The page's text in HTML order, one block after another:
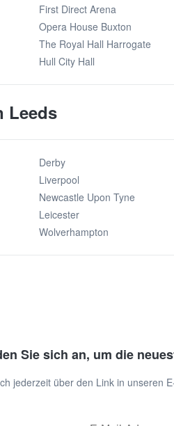
First Direct Arena
Opera House Buxton
The Royal Hall Harrogate
Hull City Hall
Leeds
Derby
Liverpool
Newcastle Upon Tyne
Leicester
Wolverhampton
Sie sich an, um die
jederzeit über den Link in unseren